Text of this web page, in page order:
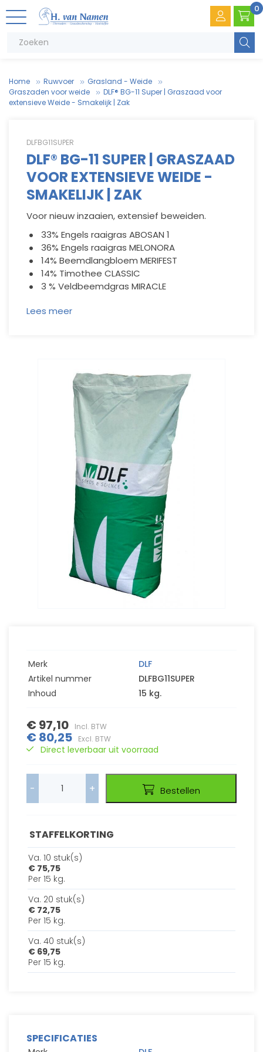
V
.
Ve
0
Home Ruwvoer
Grasland - Weide
Graszaden voor weide
DLF® BG-11 Super | Graszaad voor
extensieve Weide - Smakelijk | Zak
DLFBG11SUPER
DLF® BG-11 SUPER | GRASZAAD
VOOR EXTENSIEVE WEIDE -
SMAKELIJK | ZAK
Voor nieuw inzaaien, extensief beweiden.
33% Engels raaigras ABOSAN 1
36% Engels raaigras MELONORA
14% Beemdlangbloem MERIFEST
14% Timothee CLASSIC
3 % Veldbeemdgras MIRACLE
Lees meer
Merk
DLF
Artikel nummer
DLFBG11SUPER
Inhoud
15 kg.
€ 97,10 Incl. BTW
€ 80,25 Excl. BTW
Direct leverbaar uit voorraad
- + Bestellen
STAFFELKORTING
Va. 10 stuk(s)
€ 75,75
Per 15 kg.
Va. 20 stuk(s)
€ 72,75
Per 15 kg.
Va. 40 stuk(s)
€ 69,75
Per 15 kg.
SPECIFICATIES